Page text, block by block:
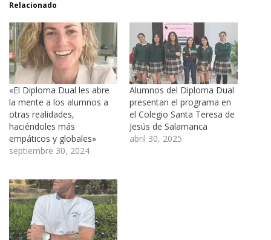
Relacionado
«El Diploma Dual les abre
la mente a los alumnos a
otras realidades,
haciéndoles más
empáticos y globales»
septiembre 30, 2024
Alumnos del Diploma Dual
presentan el programa en
el Colegio Santa Teresa de
Jesús de Salamanca
abril 30, 2025